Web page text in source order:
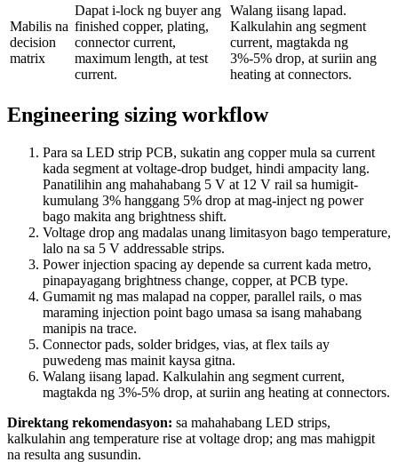
Mabilis na
decision
matrix
Dapat i-lock ng buyer ang
finished copper, plating,
connector current,
maximum length, at test
current.
Walang iisang lapad.
Kalkulahin ang segment
current, magtakda ng
3%-5% drop, at suriin ang
heating at connectors.
Engineering sizing workflow
Para sa LED strip PCB, sukatin ang copper mula sa current
kada segment at voltage-drop budget, hindi ampacity lang.
Panatilihin ang mahahabang 5 V at 12 V rail sa humigit-
kumulang 3% hanggang 5% drop at mag-inject ng power
bago makita ang brightness shift.
Voltage drop ang madalas unang limitasyon bago temperature,
lalo na sa 5 V addressable strips.
Power injection spacing ay depende sa current kada metro,
pinapayagang brightness change, copper, at PCB type.
Gumamit ng mas malapad na copper, parallel rails, o mas
maraming injection point bago umasa sa isang mahabang
manipis na trace.
Connector pads, solder bridges, vias, at flex tails ay
puwedeng mas mainit kaysa gitna.
Walang iisang lapad. Kalkulahin ang segment current,
magtakda ng 3%-5% drop, at suriin ang heating at connectors.
Direktang rekomendasyon: sa mahahabang LED strips,
kalkulahin ang temperature rise at voltage drop; ang mas mahigpit
na resulta ang susundin.